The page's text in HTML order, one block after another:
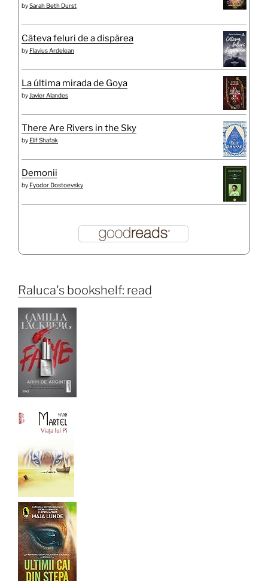
bySarah Beth Durst
Câteva feluri de a dispărea
by Flavius Ardelean
La última mirada de Goya
by Javier Alandes
There Are Rivers in the Sky
by Elif Shafak
Demonii
by Fyodor Dostoevsky
Raluca's bookshelf: read